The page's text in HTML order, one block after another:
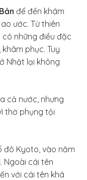
để đến khám
ước. Từ thiên
có những điều đặc
phục. Tuy
Nhật lại không
cả nước, nhưng
thờ phụng tội
đô Kyoto, vào năm
Ngoài cái tên
với cái tên khá